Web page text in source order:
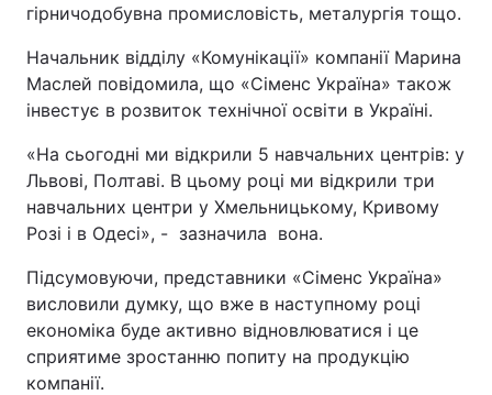
гірничодобувна промисловість, металургія тощо.
Начальник відділу «Комунікації» компанії Марина
Маслей повідомила, що «Сіменс Україна» також
інвестує в розвиток технічної освіти в Україні.
«На сьогодні ми відкрили 5 навчальних центрів: у
Львові, Полтаві. В цьому році ми відкрили три
навчальних центри у Хмельницькому, Кривому
Розі і в Одесі», - зазначила вона.
Підсумовуючи, представники «Сіменс Україна»
висловили думку, що вже в наступному році
економіка буде активно відновлюватися і це
сприятиме зростанню попиту на продукцію
компанії.